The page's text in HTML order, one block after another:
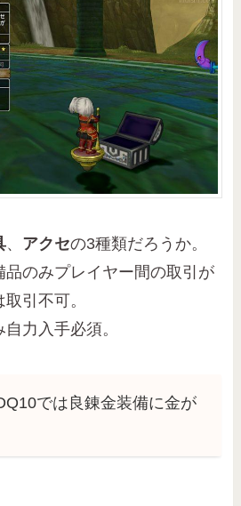
、 アクセの3種類だろうか。
品のみプレイヤー間の取引が
引不可。
力入手必須。
では良錬金装備に金が